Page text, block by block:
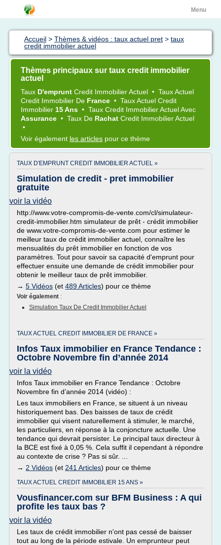
Menu
Accueil > Thèmes & vidéos : taux actuel pret > taux
credit immobilier actuel
Thèmes principaux sur taux credit immobilier
actuel
Taux D'emprunt Credit Immobilier Actuel • Taux Actuel
Credit Immobilier De France • Taux Actuel Credit
Immobilier 15 Ans • Taux Credit Immobilier ActuelAvec
Assurance • Taux De Rachat Credit Immobilier Actuel
•
Voir également les articles pour ce thème
TAUX D'EMPRUNT CREDIT IMMOBILIER ACTUEL »
Simulation de credit - pret immobilier
gratuite
voir la vidéo
http://www.votre-compromis-de-vente.com/cl/simulateur-
credit-immobilier.htm simulateur de prêt - crédit immobilier
de www.votre-compromis-de-vente.com pour estimer le
meilleur taux de crédit immobilier actuel, connaître les
mensualités du prêt immobilier en fonction de vos
paramètres. Tout pour savoir sa capacité d'emprunt pour
effectuer ensuite une demande de crédit immobilier pour
obtenir le meilleur taux de prêt immobilier.
→ 5 Vidéos (et 489 Articles) pour ce thème
Voir également :
Simulation Taux De Credit Immobilier Actuel
TAUX ACTUEL CREDIT IMMOBILIER DE FRANCE »
Infos Taux immobilier en France Tendance :
Octobre Novembre fin d’année 2014
voir la vidéo
Infos Taux immobilier en France Tendance : Octobre
Novembre fin d’année 2014 (vidéo) :
Les taux immobiliers en France, se situent à un niveau
historiquement bas. Des baisses de taux de crédit
immobilier qui visent naturellement à stimuler, le marché,
les particuliers, en réponse à la conjoncture actuelle. Une
tendance qui devrait persister. Le principal taux directeur à
la BCE est fixé à 0,05 %. Cela suffit il cependant à répondre
au contexte de crise ? Pas si sûr. ...
→ 2 Vidéos (et 241 Articles) pour ce thème
TAUX ACTUEL CREDIT IMMOBILIER 15 ANS »
Vousfinancer.com sur BFM Business : A qui
profite les taux bas ?
voir la vidéo
Les taux de crédit immobilier n'ont pas cessé de baisser
tout au long de la période estivale. Un emprunteur peut